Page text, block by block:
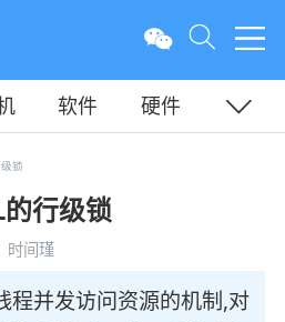
软件
硬件
锁
行级锁
时间瑾
程并发访问资源的机制,对